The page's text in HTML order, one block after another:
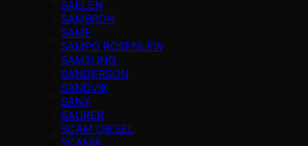
SAELEN
SAMBRON
SAME
SAMPO ROSENLEW
SAMSUNG
SANDERSON
SANDVIK
SANY
SAURER
SCAM DIESEL
SCANIA